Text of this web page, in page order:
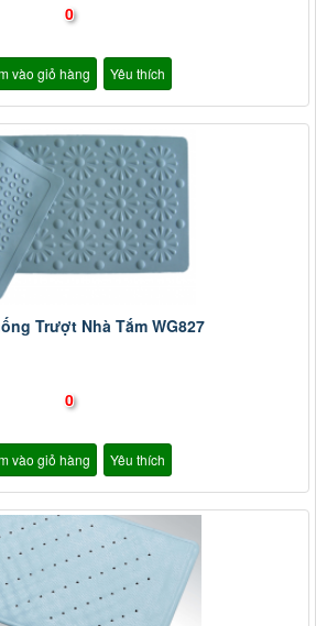
0
vào giỏ hàng Yêu thích
Trượt Nhà Tắm WG827
0
vào giỏ hàng Yêu thích